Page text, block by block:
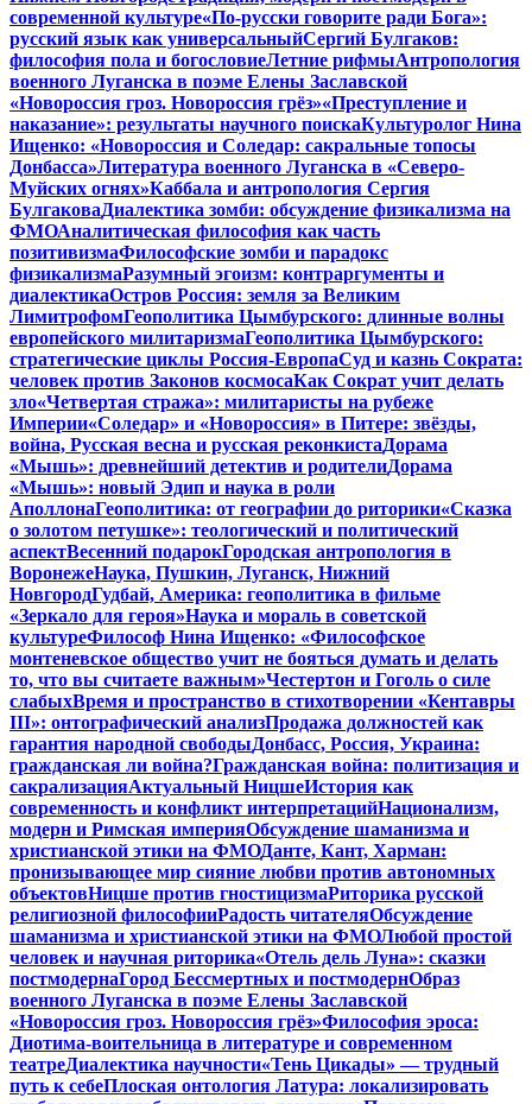
современной культуре«По-русски говорите ради Бога»:
русский язык как универсальныйСергий Булгаков:
философия пола и богословиеЛетние рифмыАнтропология
военного Луганска в поэме Елены Заславской
«Новороссия гроз. Новороссия грёз»«Преступление и
наказание»: результаты научного поискаКультуролог Нина
Ищенко: «Новороссия и Соледар: сакральные топосы
Донбасса»Литература военного Луганска в «Северо-
Муйских огнях»Каббала и антропология Сергия
БулгаковаДиалектика зомби: обсуждение физикализма на
ФМОАналитическая философия как часть
позитивизмаФилософские зомби и парадокс
физикализмаРазумный эгоизм: контраргументы и
диалектикаОстров Россия: земля за Великим
ЛимитрофомГеополитика Цымбурского: длинные волны
европейского милитаризмаГеополитика Цымбурского:
стратегические циклы Россия-ЕвропаСуд и казнь Сократа:
человек против Законов космосаКак Сократ учит делать
зло«Четвертая стража»: милитаристы на рубеже
Империи«Соледар» и «Новороссия» в Питере: звёзды,
война, Русская весна и русская реконкистаДорама
«Мышь»: древнейший детектив и родителиДорама
«Мышь»: новый Эдип и наука в роли
АполлонаГеополитика: от географии до риторики«Сказка
о золотом петушке»: теологический и политический
аспектВесенний подарокГородская антропология в
ВоронежеНаука, Пушкин, Луганск, Нижний
НовгородГудбай, Америка: геополитика в фильме
«Зеркало для героя»Наука и мораль в советской
культуреФилософ Нина Ищенко: «Философское
монтеневское общество учит не бояться думать и делать
то, что вы считаете важным»Честертон и Гоголь о силе
слабыхВремя и пространство в стихотворении «Кентавры
III»: онтографический анализПродажа должностей как
гарантия народной свободыДонбасс, Россия, Украина:
гражданская ли война?Гражданская война: политизация и
сакрализацияАктуальный НицшеИстория как
современность и конфликт интерпретацийНационализм,
модерн и Римская империяОбсуждение шаманизма и
христианской этики на ФМОДанте, Кант, Харман:
пронизывающее мир сияние любви против автономных
объектовНицше против гностицизмаРиторика русской
религиозной философииРадость читателяОбсуждение
шаманизма и христианской этики на ФМОЛюбой простой
человек и научная риторика«Отель дель Луна»: сказки
постмодернаГород Бессмертных и постмодернОбраз
военного Луганска в поэме Елены Заславской
«Новороссия гроз. Новороссия грёз»Философия эроса:
Диотима-воительница в литературе и современном
театреДиалектика научности«Тень Цикады» — трудный
путь к себеПлоская онтология Латура: локализировать